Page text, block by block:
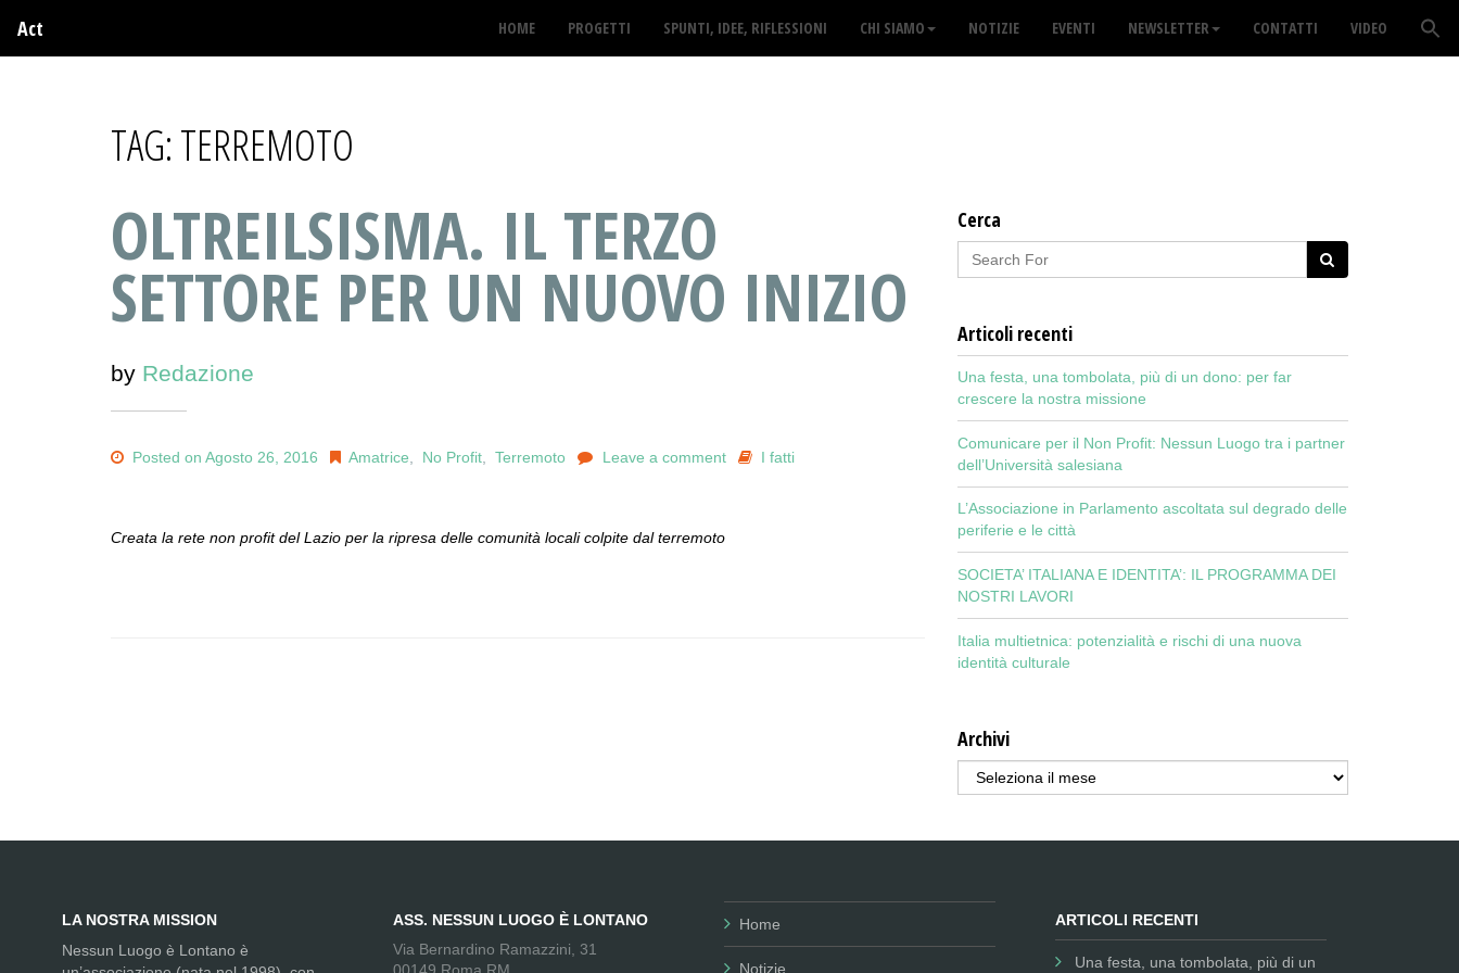
Act HOME PROGETTI SPUNTI, IDEE, RIFLESSIONI CHI SIAMO NOTIZIE EVENTI NEWSLETTER CONTATTI VIDEO
TAG:TERREMOTO
OLTREILSISMA. IL TERZO
SETTORE PER UN NUOVO INIZIO
by Redazione
Posted on Agosto 26, 2016 Amatrice No Profit ,Terremoto Leave a comment I fatti
Creata la rete non profit del Lazio per la ripresa delle comunità locali colpite dal terremoto
Cerca
Articoli recenti
Una festa, una tombolata, più di un dono: per far
crescere la nostra missione
Comunicare per il Non Profit: Nessun Luogo tra i partner
dell’Università salesiana
L’Associazione in Parlamento ascoltata sul degrado delle
periferie e le città
SOCIETA’ ITALIANA E IDENTITA’: IL PROGRAMMA DEI
NOSTRI LAVORI
Italia multietnica: potenzialità e rischi di una nuova
identità culturale
Archivi
Archivi
LA NOSTRA MISSION
Nessun Luogo è Lontano è
ASS. NESSUN LUOGO È LONTANO
Via Bernardino Ramazzini, 31
Home
Notizie
ARTICOLI RECENTI
Una festa, una tombolata, più di un